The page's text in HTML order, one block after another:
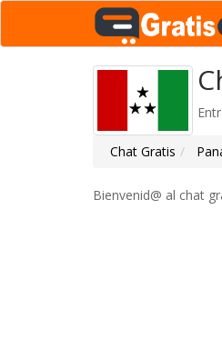
Chat Gratis
Bienvenid@ al chat